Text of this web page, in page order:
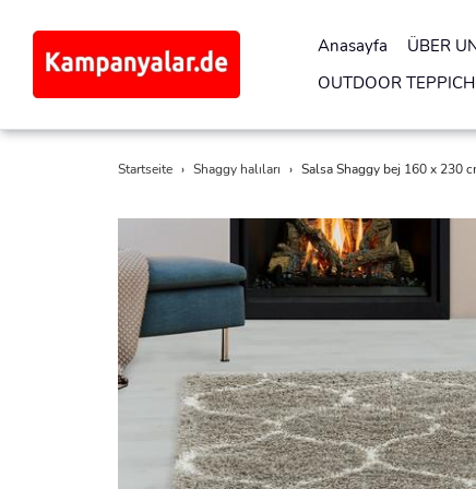
Anasayfa ÜBER
OUTDOOR
Startseite › Shaggy halıları › Salsa Shaggy bej 160 x 230